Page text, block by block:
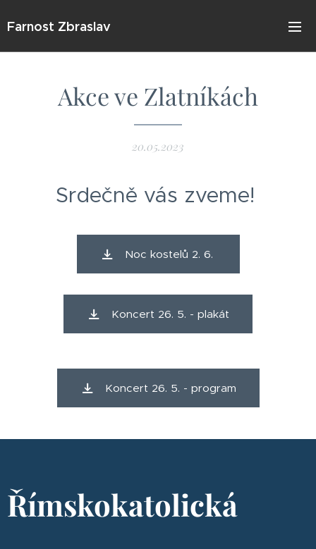
Farnost Zbraslav
Akce ve Zlatníkách
20.05.2023
Srdečně vás zveme!
Noc kostelů 2. 6.
Koncert 26. 5. - plakát
Koncert 26. 5. - program
Římskokatolická